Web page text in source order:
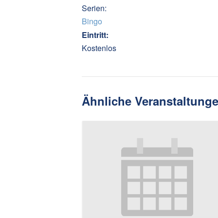
Serien:
Bingo
Eintritt:
Kostenlos
Ähnliche